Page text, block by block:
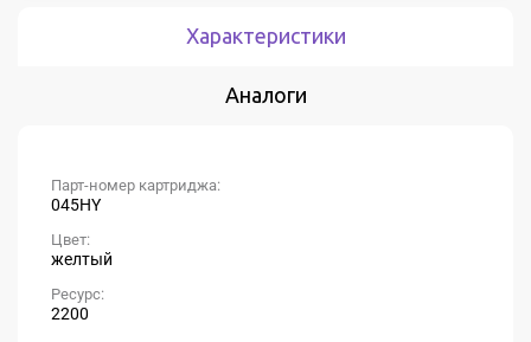
Характеристики
Аналоги
Парт-номер картриджа:
045HY
Цвет:
желтый
Ресурс:
2200